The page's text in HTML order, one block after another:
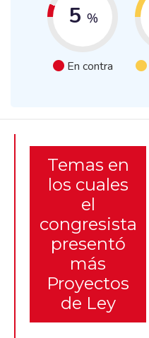
5 %
En contra
Temas en
los cuales
el
congresista
presentó
más
Proyectos
de Ley